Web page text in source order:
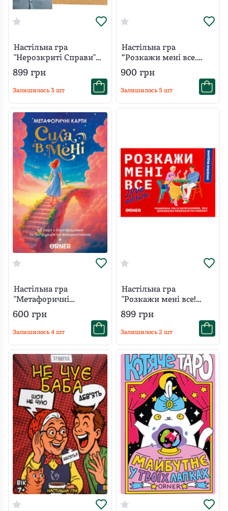
Настільна гра
"Нерозкриті Cправи"
#2
899 грн
Залишилось 3 шт
Настільна гра
“Розкажи мені все.
Батьки та діти”
900 грн
Залишилось 5 шт
Настільна гра
"Метафоричні
асоціативні картки
"Сила в мені"
600 грн
Залишилось 4 шт
Настільна гра
"Розкажи мені все!
Love edition"
899 грн
Залишилось 2 шт